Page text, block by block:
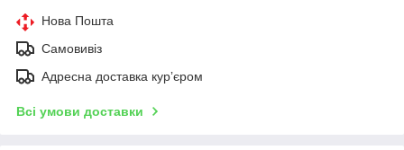
Нова Пошта
Самовивіз
Адресна доставка курʼєром
Всі умови доставки